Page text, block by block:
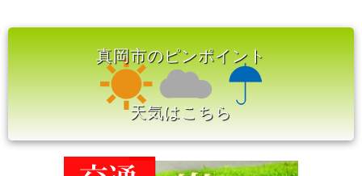
真岡市のピンポイント
天気はこちら